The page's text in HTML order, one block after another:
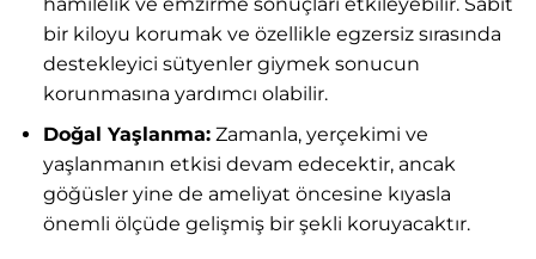
bir kiloyu korumak ve özellikle egzersiz sırasında
destekleyici sütyenler giymek sonucun
korunmasına yardımcı olabilir.
Doğal Yaşlanma:Zamanla, yerçekimi ve
yaşlanmanın etkisi devam edecektir, ancak
göğüsler yine de ameliyat öncesine kıyasla
önemli ölçüde gelişmiş bir şekli koruyacaktır.